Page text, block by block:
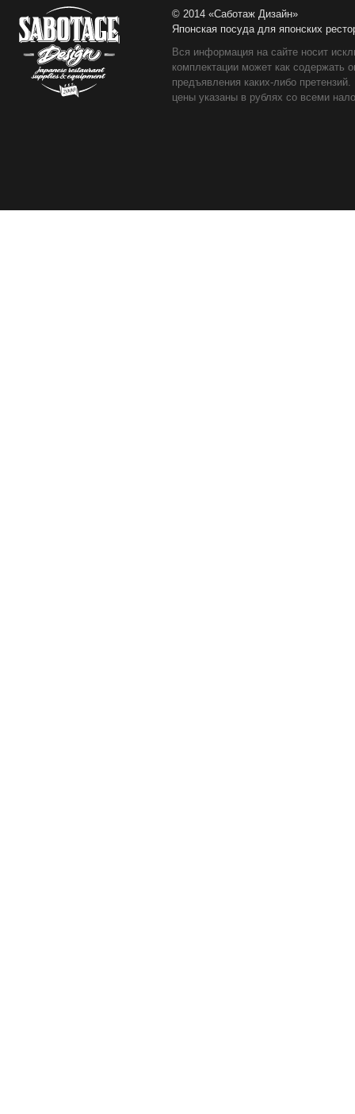
© 2014 «Саботаж Дизайн»
Японская посуда для японских
Вся информация на сайте носит
комплектации может как содержать
предъявления каких-либо
цены указаны в рублях со всеми